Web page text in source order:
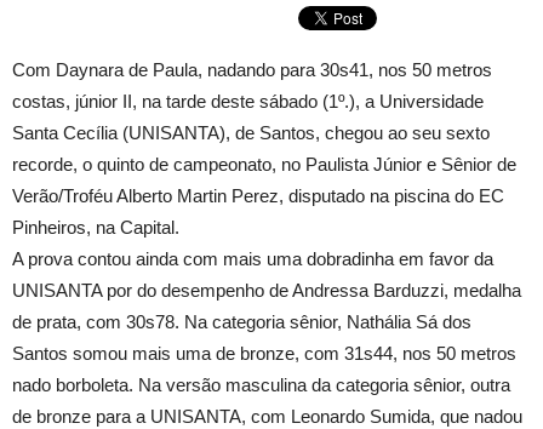
Com Daynara de Paula, nadando para 30s41, nos 50 metros
costas, júnior II, na tarde deste sábado (1º.), a Universidade
Santa Cecília (UNISANTA), de Santos, chegou ao seu sexto
recorde, o quinto de campeonato, no Paulista Júnior e Sênior de
Verão/Troféu Alberto Martin Perez, disputado na piscina do EC
Pinheiros, na Capital.
A prova contou ainda com mais uma dobradinha em favor da
UNISANTA por do desempenho de Andressa Barduzzi, medalha
de prata, com 30s78. Na categoria sênior, Nathália Sá dos
Santos somou mais uma de bronze, com 31s44, nos 50 metros
nado borboleta. Na versão masculina da categoria sênior, outra
de bronze para a UNISANTA, com Leonardo Sumida, que nadou